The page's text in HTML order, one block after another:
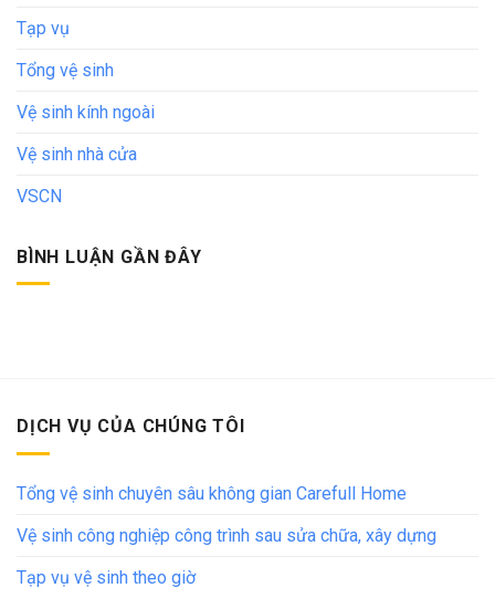
Tạp vụ
Tổng vệ sinh
Vệ sinh kính ngoài
Vệ sinh nhà cửa
VSCN
BÌNH LUẬN GẦN ĐÂY
DỊCH VỤ CỦA CHÚNG TÔI
Tổng vệ sinh chuyên sâu không gian Carefull Home
Vệ sinh công nghiệp công trình sau sửa chữa, xây dựng
Tạp vụ vệ sinh theo giờ